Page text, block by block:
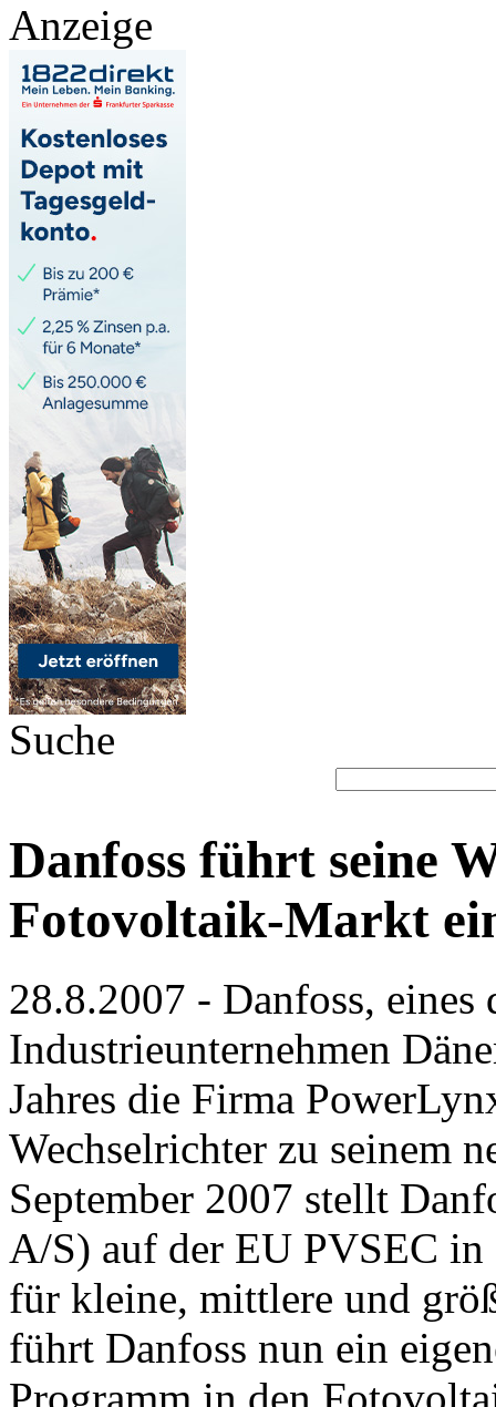
Anzeige
Suche
Danfoss führt seine
Fotovoltaik-Markt
28.8.2007 - Danfoss, eines
Industrieunternehmen
Jahres die Firma
Wechselrichter zu seinem
September 2007 stellt
A/S) auf der EU PVSEC
für kleine, mittlere und
führt Danfoss nun ein
Programm in den